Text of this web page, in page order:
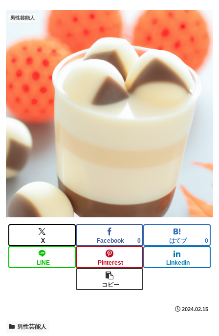
男性芸能人
X Facebook 0 はてブ 0
LINE Pinterest LinkedIn
コピー
2024.02.15
男性芸能人